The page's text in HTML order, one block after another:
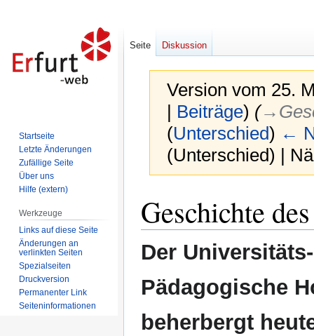
Version vom 25.
| Beiträge) (
(Unterschied) ←
(Unterschied) |
Navigation
springen
Suche
springen
Geschichte
Der
Pädagogische
beherbergt
Seite Diskussion
Startseite
Letzte Änderungen
Zufällige Seite
Über uns
Hilfe (extern)
Werkzeuge
Links auf diese Seite
Änderungen an
verlinkten Seiten
Spezialseiten
Druckversion
Permanenter Link
Seiten­informationen